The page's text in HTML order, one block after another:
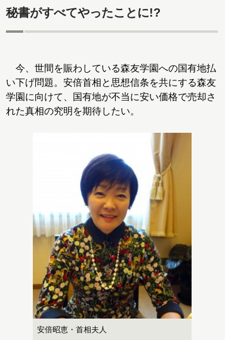
秘書がすべてやったことに!?
今、世間を賑わしている森友学園への国有地払
い下げ問題。安倍首相と思想信条を共にする森友
学園に向けて、国有地が不当に安い価格で売却さ
れた真相の究明を期待したい。
安倍昭恵・首相夫人